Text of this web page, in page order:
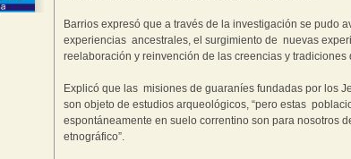
Barrios expresó que a través de la investigación se pudo
experiencias ancestrales, el surgimiento de nuevas
reelaboración y reinvención de las creencias y
Explicó que las misiones de guaraníes fundadas por los
son objeto de estudios arqueológicos, “pero estas
espontáneamente en suelo correntino son para nosotros
etnográfico”.